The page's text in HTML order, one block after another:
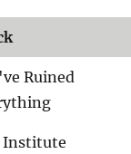
Ruined
Institute